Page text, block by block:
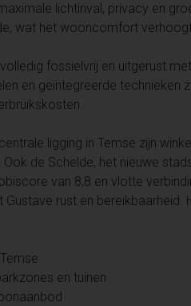
lichtinval, privacy en
wat het wooncomfort
fossielvrij en uitgerust
en geïntegreerde technieken
ligging in Temse zijn
Ook de Schelde, het nieuwe
van 8,8 en vlotte
Gustave rust en bereikbaarheid.
en tuinen